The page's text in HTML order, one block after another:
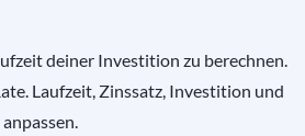
deiner Investition zu berechnen.
Laufzeit, Zinssatz, Investition und